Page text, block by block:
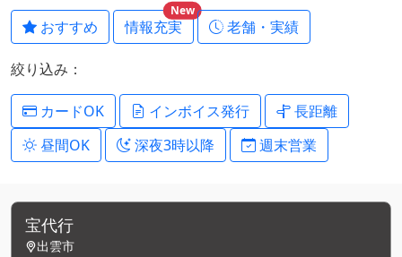
おすすめ 情報充実
New
老舗・実績
絞り込み：
カードOK インボイス発行
長距離
昼間OK
深夜3時以降 週末営業
宝代行
出雲市